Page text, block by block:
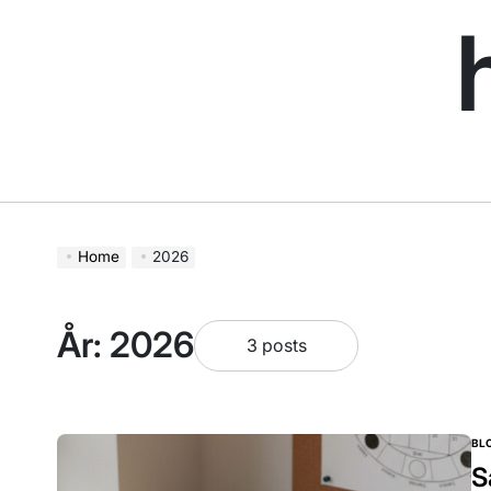
Home 2026
År: 2026 3 posts
IN